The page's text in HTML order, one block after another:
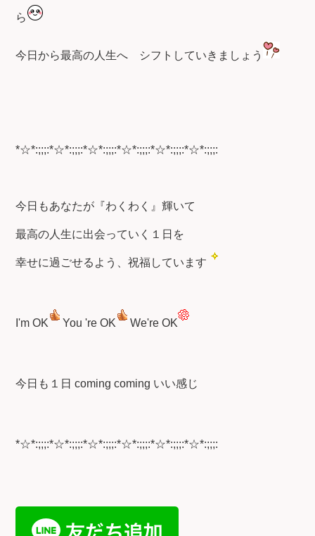
ら
今日から最高の人生へ シフトしていきましょう
*☆*:;;;:*☆*:;;;:*☆*:;;;:*☆*:;;;:*☆*:;;;:*☆*:;;;:
今日もあなたが『わくわく』輝いて
最高の人生に出会っていく１日を
幸せに過ごせるよう、祝福しています
I'm OK You 're OK We're OK
今日も１日 coming coming いい感じ
*☆*:;;;:*☆*:;;;:*☆*:;;;:*☆*:;;;:*☆*:;;;:*☆*:;;;: